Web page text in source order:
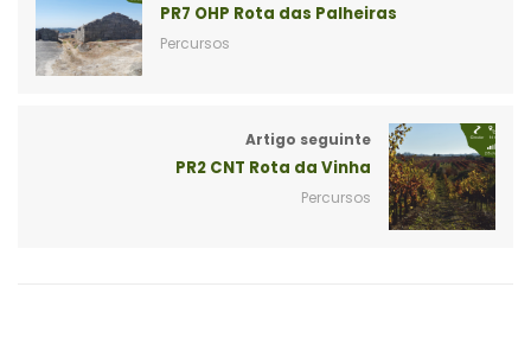
PR7 OHP Rota das Palheiras
Percursos
Artigo seguinte
PR2 CNT Rota da Vinha
Percursos